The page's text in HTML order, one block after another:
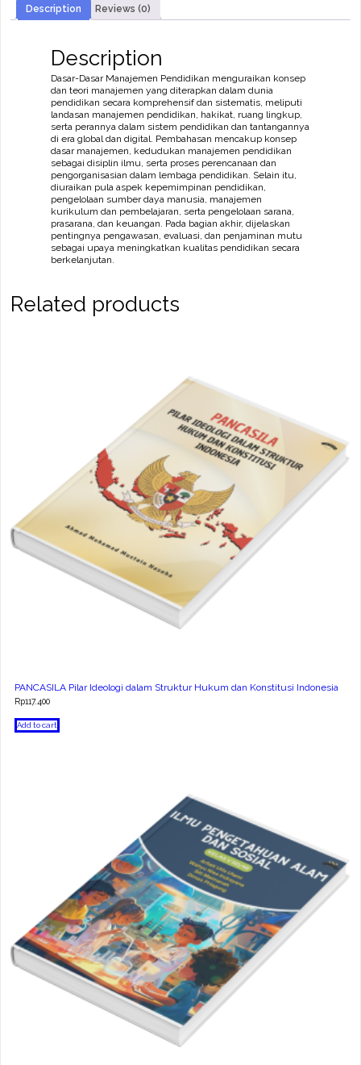
Description Reviews (0)
Description
Dasar-Dasar Manajemen Pendidikan menguraikan konsep
dan teori manajemen yang diterapkan dalam dunia
pendidikan secara komprehensif dan sistematis, meliputi
landasan manajemen pendidikan, hakikat, ruang lingkup,
serta perannya dalam sistem pendidikan dan tantangannya
di era global dan digital. Pembahasan mencakup konsep
dasar manajemen, kedudukan manajemen pendidikan
sebagai disiplin ilmu, serta proses perencanaan dan
pengorganisasian dalam lembaga pendidikan. Selain itu,
diuraikan pula aspek kepemimpinan pendidikan,
pengelolaan sumber daya manusia, manajemen
kurikulum dan pembelajaran, serta pengelolaan sarana,
prasarana, dan keuangan. Pada bagian akhir, dijelaskan
pentingnya pengawasan, evaluasi, dan penjaminan mutu
sebagai upaya meningkatkan kualitas pendidikan secara
berkelanjutan.
Related products
PANCASILA Pilar Ideologi dalam Struktur Hukum dan Konstitusi Indonesia
Rp117.400
Add to cart